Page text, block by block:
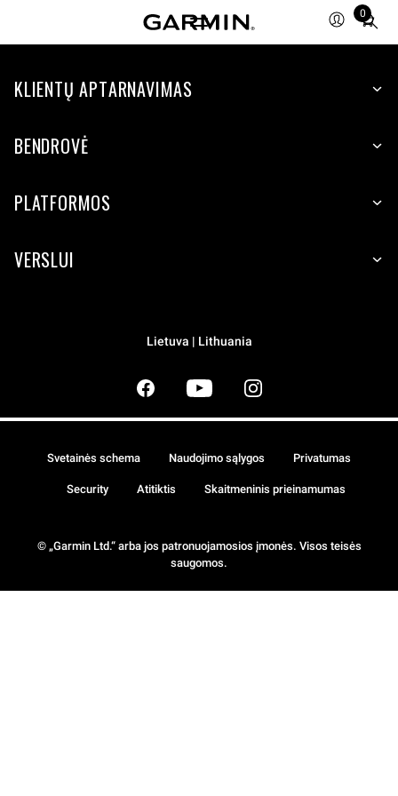
0
Total
items
cart:
KLIENTŲ APTARNAVIMAS
BENDROVĖ
PLATFORMOS
VERSLUI
Lietuva | Lithuania
© „Garmin Ltd.“ arba jos patronuojamosios įmonės. Visos teisės
saugomos.
Svetainės schema Naudojimo sąlygos Privatumas
Security Atitiktis Skaitmeninis prieinamumas